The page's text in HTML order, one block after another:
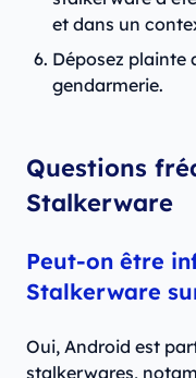
et dans un
Déposez plainte
gendarmerie.
Questions
Stalkerware
Peut-on être
Stalkerware
Oui, Android est
stalkerwares,